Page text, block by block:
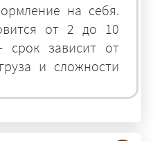
на себя.
от 2 до 10
зависит от
и сложности